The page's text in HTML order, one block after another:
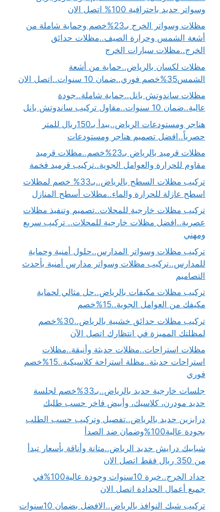
وسواتر حديد باحترافية 100% اتصل الان
مظلات وسواتر الخرج بـ23%خصم وحماية شاملة من
أشعة الشمس وحرارة الصيف..مظلات حدائق
الخرج..مظلات سيارات الخرج
مظلات لكسان بالرياض..حماية من أشعة
الشمس35%خصم فوري..ضمان 10 سنوات..اتصل الان
مظلات ساندوتش بانل..حماية شاملة..جودة
عالية..ضمان 10 سنوات..مقاول تركيب ساندوتش بانل
هناجر ومستودعات الرياض..يبدأ بـ150ريال للمتر
حصرياً..افضل تصميم هناجر ومستودعات
مظلات قرميد بالرياض بـ23%خصم..مظلات قرميد
مقاوم للحرارة والعوامل الجوية..تركيب قرميد فخمة
تركيب مظلات السطح بالرياض..بـ33% خصم لمظلات
اسطح عازلة للحرارة والماء..مظلات أسطح المنازل
تركيب مظلات خارجية للمحلات..تصميم وتنفيذ مظلات
عصرية..افضل مظلات خارجية للمحلات.. تركيب سريع
ومهني
تركيب مظلات وسواتر المدارس..حلول أمنية وحماية
للمدارس..تركيب مظلات وسواتر مدارس أمنية بأحدث
التصاميم
تركيب مظلات مكيفات بالرياض..حل مثالي لحماية
مكيفك من العوامل الجوية..15%خصم
تركيب مظلات حدائق خشبية بالرياض..30%خصم
لمظلتك المميزة في انتظارك اتصل الآن
مظلات استراحات..مظلات حديثة وأنيقة..مظلات
استراحات حديثة..مظلة استراحة كلاسيكية..15%خصم
فوري
جلسات خارجية حديد بالرياض..بـ33%خصم لجلسة
حديد مودرن، كلاسيك، وأبيض فاخر حسب طلبك
درابزين حديد بالرياض..تفصيل وتركيب حسب الطلب
بجودة عالية100%وضمان ضد الصدأ
شبابيك درايش حديد الرياض..متانة وأناقة بأسعار تبدأ
من 350 ريال فقط اتصل الان
حداد الخرج..خبرة 10سنوات وجودة عالية100%في
جميع أعمال الحدادة اتصل الان
تركيب شبك النوافذ بالرياض..الافضل بضمان 10سنوات